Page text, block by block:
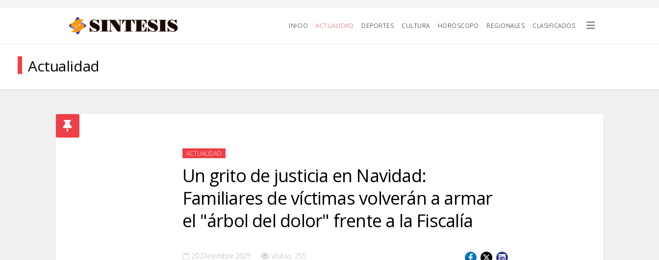
INICIO ACTUALIDAD DEPORTES CULTURA HORÓSCOPO REGIONALES CLASIFICADOS
Actualidad
ACTUALIDAD
Un grito de justicia en Navidad:
Familiares de víctimas volverán a armar
el "árbol del dolor" frente a la Fiscalía
20 Diciembre 2025 Visitas: 255